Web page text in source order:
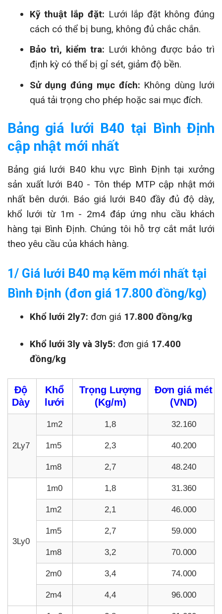
Kỹ thuật lắp đặt: Lưới lắp đặt không đúng
cách có thể bị bung, không đủ chắc chắn.
Bảo trì, kiểm tra: Lưới không được bảo trì
định kỳ có thể bị gỉ sét, giảm độ bền.
Sử dụng đúng mục đích: Không dùng lưới
quá tải trọng cho phép hoặc sai mục đích.
Bảng giá lưới B40 tại Bình Định
cập nhật mới nhất
Bảng giá lưới B40 khu vực Bình Định tại xưởng
sản xuất lưới B40 - Tôn thép MTP cập nhật mới
nhất bên dưới. Báo giá lưới B40 đầy đủ độ dày,
khổ lưới từ 1m - 2m4 đáp ứng nhu cầu khách
hàng tại Bình Định. Chúng tôi hỗ trợ cắt mắt lưới
theo yêu cầu của khách hàng.
1/ Giá lưới B40 mạ kẽm mới nhất tại
Bình Định (đơn giá 17.800 đồng/kg)
Khổ lưới 2ly7: đơn giá 17.800 đồng/kg
Khổ lưới 3ly và 3ly5: đơn giá 17.400
đồng/kg
Độ
Dày
Khổ
lưới
Trọng Lượng
(Kg/m)
Đơn giá mét
(VND)
2Ly7
1m2 1,8 32.160
1m5 2,3 40.200
1m8 2,7 48.240
3Ly0
1m0 1,8 31.360
1m2 2,1 46.000
1m5 2,7 59.000
1m8 3,2 70.000
2m0 3,4 74.000
2m4 4,4 96.000